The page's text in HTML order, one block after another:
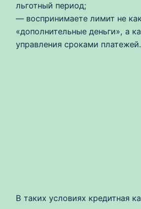
льготный период;
— воспринимаете лимит не
«дополнительные деньги», а
управления сроками платежей.
В таких условиях кредитная